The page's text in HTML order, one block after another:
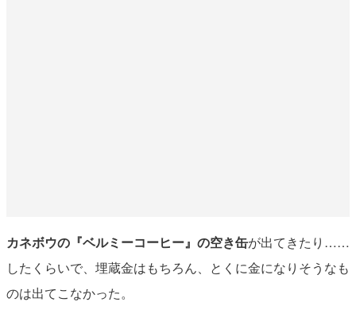
カネボウの『ベルミーコーヒー』の空き缶が出てきたり……
したくらいで、埋蔵金はもちろん、とくに金になりそうなも
のは出てこなかった。